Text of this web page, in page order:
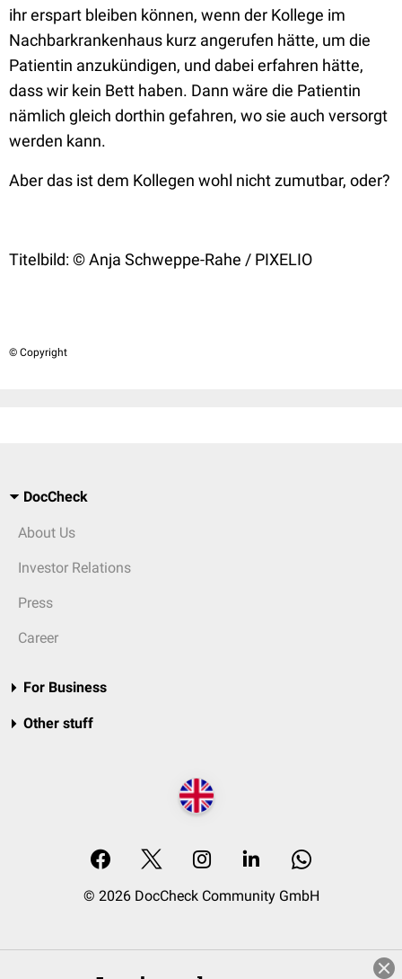
ihr erspart bleiben können, wenn der Kollege im
Nachbarkrankenhaus kurz angerufen hätte, um die
Patientin anzukündigen, und dabei erfahren hätte,
dass wir kein Bett haben. Dann wäre die Patientin
nämlich gleich dorthin gefahren, wo sie auch versorgt
werden kann.
Aber das ist dem Kollegen wohl nicht zumutbar, oder?
Titelbild:© Anja Schweppe-Rahe / PIXELIO
© Copyright
DocCheck
About Us
Investor Relations
Press
Career
For Business
Other stuff
© 2026 DocCheck Community GmbH